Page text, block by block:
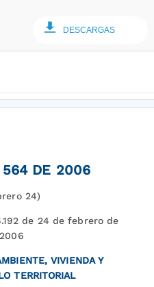
DESCARGAS
564 DE 2006
24)
de 24 de febrero de
2006
VIVIENDA Y
TERRITORIAL